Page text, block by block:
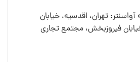
تهران، اقدسیه، خیابان
فیروزبخش، مجتمع تجاری